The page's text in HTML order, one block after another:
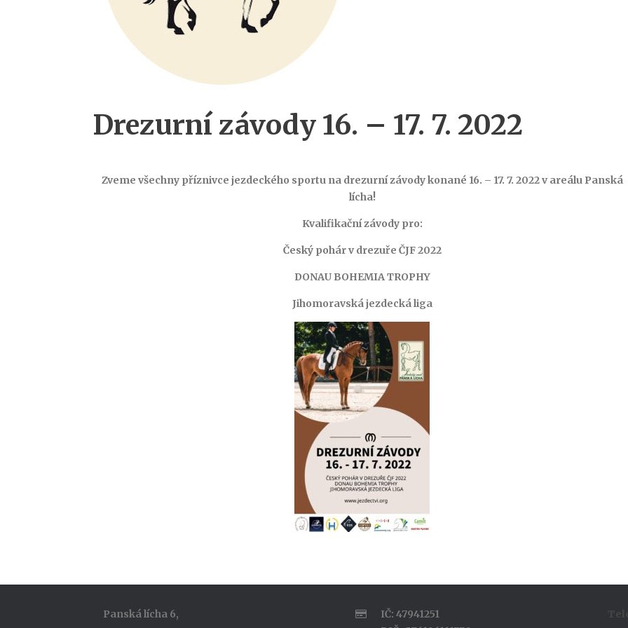
Drezurní závody 16. – 17. 7. 2022
Zveme všechny příznivce jezdeckého sportu na drezurní závody konané 16. – 17. 7. 2022 v areálu Panská
lícha!
Kvalifikační závody pro:
Český pohár v drezuře ČJF 2022
DONAU BOHEMIA TROPHY
Jihomoravská jezdecká liga
Panská lícha 6,
IČ: 47941251